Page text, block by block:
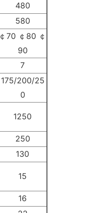
480
580
￠70 ￠80 ￠
90
7
175/200/25
0
1250
250
130
15
16